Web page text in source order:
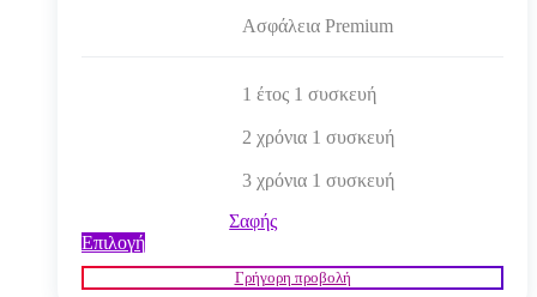
Ασφάλεια Premium
1 έτος 1 συσκευή
2 χρόνια 1 συσκευή
3 χρόνια 1 συσκευή
Σαφής
ΕπιλογήΑυτό
το
προϊόν
Γρήγορη προβολή